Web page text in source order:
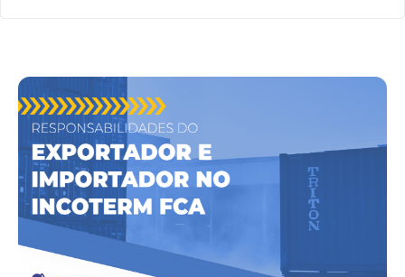
próprio conjunto de termos que determinam quem é
responsável pelos vários aspectos da transação,
como entrega, seguro e desembaraço aduaneiro.